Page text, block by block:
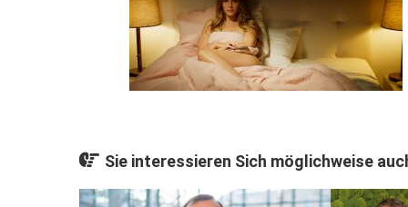
Sie interessieren Sich möglichweise